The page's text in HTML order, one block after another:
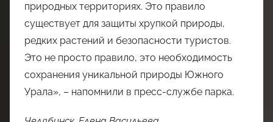
природных территориях. Это правило
существует для защиты хрупкой природы,
редких растений и безопасности туристов.
Это не просто правило, это необходимость
сохранения уникальной природы Южного
Урала», – напомнили в пресс-службе парка.